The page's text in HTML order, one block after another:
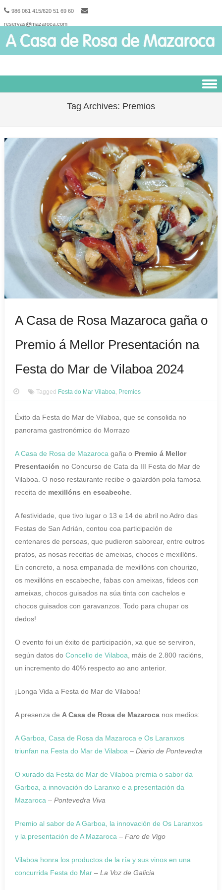
986 061 415/620 51 69 60
reservas@mazaroca.com
Tag Archives: Premios
A Casa de Rosa Mazaroca gaña o
Premio á Mellor Presentación na
Festa do Mar de Vilaboa 2024
Tagged Festa do Mar Vilaboa, Premios
Éxito da Festa do Mar de Vilaboa, que se consolida no
panorama gastronómico do Morrazo
A Casa de Rosa de Mazaroca gaña o Premio á Mellor
Presentación no Concurso de Cata da III Festa do Mar de
Vilaboa. O noso restaurante recibe o galardón pola famosa
receita de mexillóns en escabeche
A festividade, que tivo lugar o 13 e 14 de abril no Adro das
Festas de San Adrián, contou coa participación de
centenares de persoas, que pudieron saborear, entre outros
pratos, as nosas receitas de ameixas, chocos e mexillóns.
En concreto, a nosa empanada de mexillóns con chourizo,
os mexillóns en escabeche, fabas con ameixas, fideos con
ameixas, chocos guisados na súa tinta con cachelos e
chocos guisados con garavanzos. Todo para chupar os
dedos!
O evento foi un éxito de participación, xa que se serviron,
según datos do Concello de Vilaboa , máis de 2.800 racións,
un incremento do 40% respecto ao ano anterior.
¡Longa Vida a Festa do Mar de Vilaboa!
A presenza de A Casa de Rosa de Mazaroca nos medios:
A Garboa, Casa de Rosa da Mazaroca e Os Laranxos
triunfan na Festa do Mar de Vilaboa – Diario de Pontevedra
O xurado da Festa do Mar de Vilaboa premia o sabor da
Garboa, a innovación do Laranxo e a presentación da
Mazaroca – Pontevedra Viva
Premio al sabor de AGarboa , la innovación de Os Laranxos
y la presentación de A Mazaroca – Faro de Vigo
Vilaboa honra los productos de la ría y sus vinos en una
concurrida Festa do Mar – La Voz de Galicia